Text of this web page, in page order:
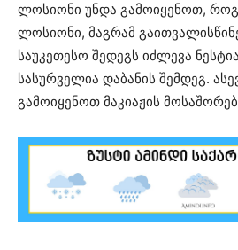
ლოსიონი უნდა გამოიყენოთ,
ლოსიონი, მაგრამ
საუკეთესო შედეგს იძლევა
სასურველია დაბანის შემდეგ.
გამოიყენოთ მაკიაჟის